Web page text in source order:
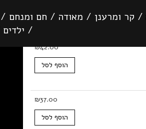
/ קר ומרענן / מאודה / חם ומנחם /
/ ילדים
₪42.00
הוסף לסל
₪37.00
הוסף לסל